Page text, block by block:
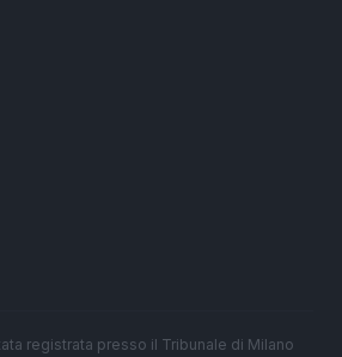
registrata presso il Tribunale di Milano